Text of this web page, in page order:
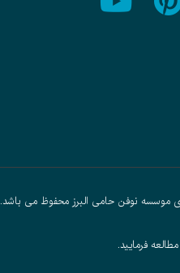
موسسه نوفن حامی البرز محفوظ می باشد.
فرمایید.